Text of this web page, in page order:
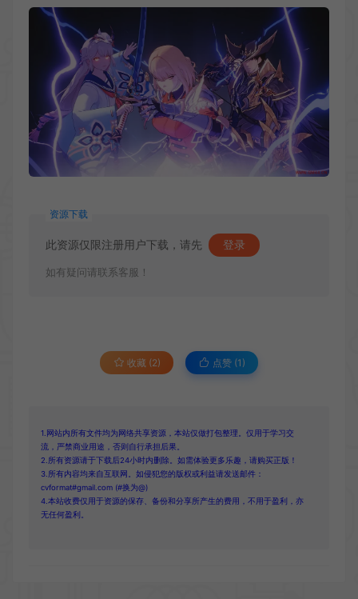
资源下载
此资源仅限注册用户下载，请先 登录
如有疑问请联系客服！
收藏 (2) 点赞 (1 )
1.网站内所有文件均为网络共享资源，本站仅做打包整理。仅用于学习交
流，严禁商业用途，否则自行承担后果。
2.所有资源请于下载后24小时内删除。如需体验更多乐趣，请购买正版！
3.所有内容均来自互联网。如侵犯您的版权或利益请发送邮件：
cvformat#gmail.com (#换为@)
4.本站收费仅用于资源的保存、备份和分享所产生的费用，不用于盈利，亦
无任何盈利。